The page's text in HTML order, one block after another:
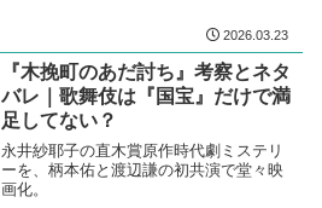
2026.03.23
『木挽町のあだ討ち』考察とネタ
バレ｜歌舞伎は『国宝』だけで満
足してない？
永井紗耶子の直木賞原作時代劇ミステリ
ーを、柄本佑と渡辺謙の初共演で堂々映
画化。